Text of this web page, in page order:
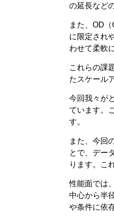
の延長など
また、OD
に限定され
わせて柔軟
これらの課
たスケール
今回我々が
ています。
す。
また、今回
とで、デー
ります。こ
性能面では
中心から半
や条件に依